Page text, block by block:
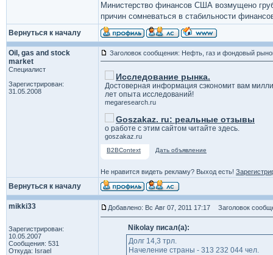
Министерство финансов США возмущено
причин сомневаться в стабильности
Вернуться к началу
Oil, gas and stock
market
Специалист
Зарегистрирован:
31.05.2008
Заголовок сообщения: Нефть, газ и фондовый
Исследование рынка.
Достоверная информация сэкономит вам
лет опыта исследований!
megaresearch.ru
Goszakaz. ru: реальные отзывы
о работе с этим сайтом читайте здесь.
goszakaz.ru
B2BContext Дать объявление
Не нравится видеть рекламу? Выход есть!
Вернуться к началу
mikki33
Зарегистрирован:
10.05.2007
Сообщения: 531
Откуда: Israel
Добавлено: Вс Авг 07, 2011 17:17 Заголовок
Nikolay писал(а):
Долг 14,3 трл.
Начеление страны - 313 232 044 чел.